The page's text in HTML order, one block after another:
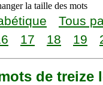
la taille des mots
Tous
17 18 19
de treize